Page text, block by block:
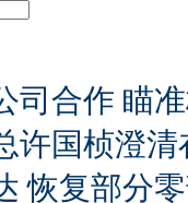
司合作 瞄
许国桢澄
恢复部分